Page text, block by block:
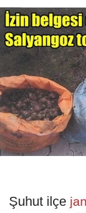
Şuhut ilçe